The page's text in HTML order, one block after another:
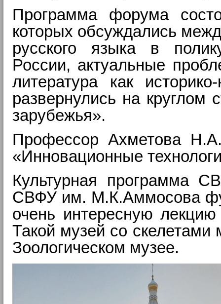
Программа форума
которых обсуждались
русского языка в
России, актуальные
литература как
развернулись на круглом
зарубежья».
Профессор Ахметова
«Инновационные
Культурная программа
СВФУ им. М.К.Аммосова
очень интересную
Такой музей со скелетами
Зоологическом музее.